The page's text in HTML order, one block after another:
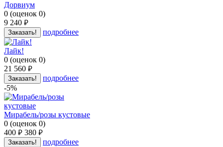
Дорвиум
0 (оценок 0)
9 240 руб.
Заказать! подробнее
Лайк!
0 (оценок 0)
21 560 руб.
Заказать!
подробнее
-5%
Мирабель/розы кустовые
0 (оценок 0)
400 руб. 380 руб.
Заказать! подробнее